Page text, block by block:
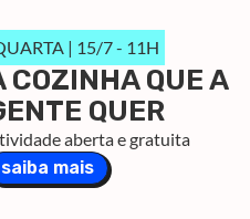
| 15/7 - 11H
COZINHA QUE A
QUER
aberta e gratuita
saiba mais